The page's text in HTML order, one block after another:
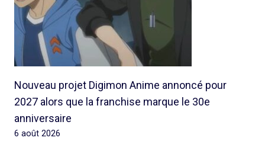
Nouveau projet Digimon Anime annoncé pour
2027 alors que la franchise marque le 30e
anniversaire
6 août 2026